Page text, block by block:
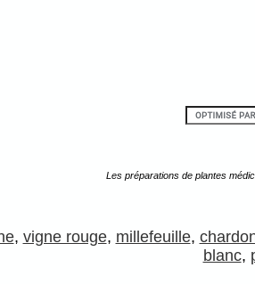
Les préparations de plantes
, vigne rouge, millefeuille,
blanc,